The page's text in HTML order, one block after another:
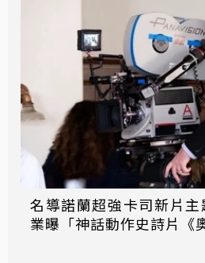
名導諾蘭超強卡司新片
業曝「神話動作史詩片《